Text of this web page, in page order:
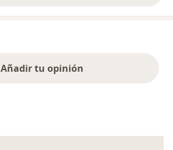
Añadir tu opinión